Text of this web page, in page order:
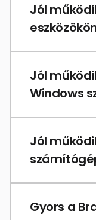
Jól
Jól
Windows
Jól
Gyors a